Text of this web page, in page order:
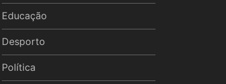
Educação
Desporto
Política